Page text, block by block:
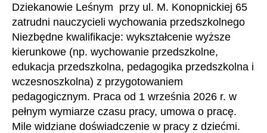
Dziekanowie Leśnym przy ul. M. Konopnickiej 65
zatrudni nauczycieli wychowania przedszkolnego
Niezbędne kwalifikacje: wykształcenie wyższe
kierunkowe (np. wychowanie przedszkolne,
edukacja przedszkolna, pedagogika przedszkolna i
wczesnoszkolna) z przygotowaniem
pedagogicznym. Praca od 1 września 2026 r. w
pełnym wymiarze czasu pracy, umowa o pracę.
Mile widziane doświadczenie w pracy z dziećmi.